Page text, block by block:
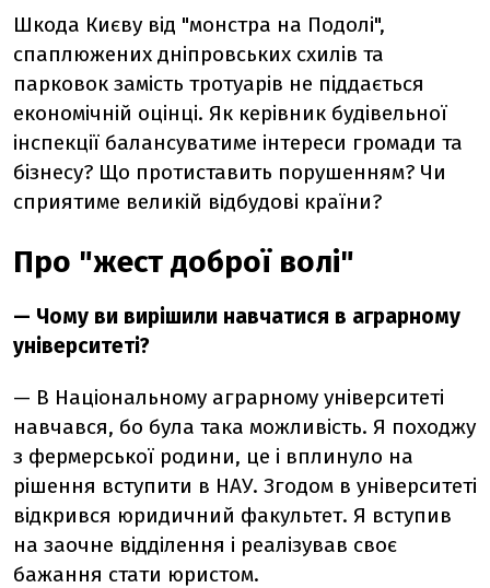
Шкода Києву від "монстра на Подолі",
спаплюжених дніпровських схилів та
парковок замість тротуарів не піддається
економічній оцінці. Як керівник будівельної
інспекції балансуватиме інтереси громади та
бізнесу? Що протиставить порушенням? Чи
сприятиме великій відбудові країни?
Про "жест доброї волі"
— Чому ви вирішили навчатися в аграрному
університеті?
— В Національному аграрному університеті
навчався, бо була така можливість. Я походжу
з фермерської родини, це і вплинуло на
рішення вступити в НАУ. Згодом в університеті
відкрився юридичний факультет. Я вступив
на заочне відділення і реалізував своє
бажання стати юристом.